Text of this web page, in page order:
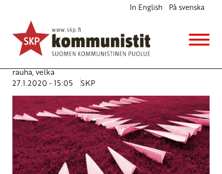
In English På svenska
Irti asevarustelun velkakierteestä
Ajankohtaista
Kannanotot
Avainsanat:hävittäjähankinnat,hävittäjät
rauha,velka
27.1.2020 - 15:05
SKP